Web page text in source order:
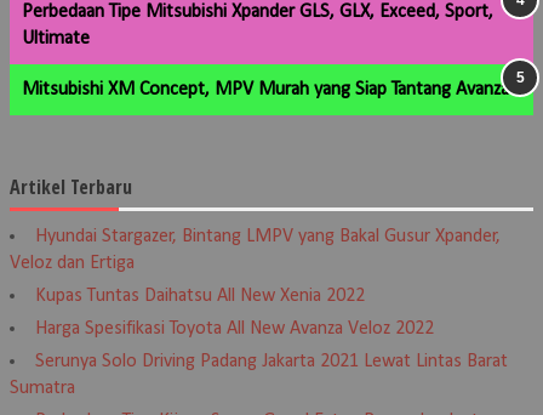
Perbedaan Tipe Mitsubishi Xpander GLS, GLX, Exceed, Sport,
Ultimate
Mitsubishi XM Concept, MPV Murah yang Siap Tantang Avanza
Artikel Terbaru
Hyundai Stargazer, Bintang LMPV yang Bakal Gusur Xpander,
Veloz dan Ertiga
Kupas Tuntas Daihatsu All New Xenia 2022
Harga Spesifikasi Toyota All New Avanza Veloz 2022
Serunya Solo Driving Padang Jakarta 2021 Lewat Lintas Barat
Sumatra